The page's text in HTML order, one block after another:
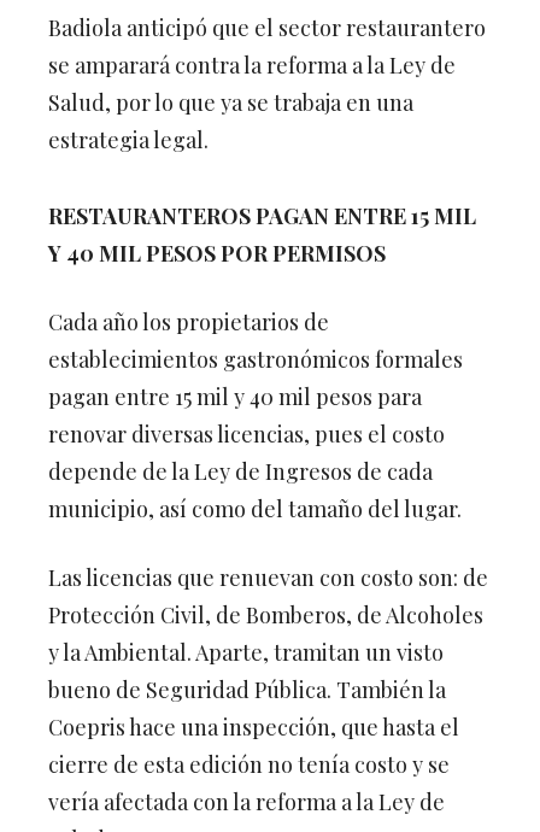
Badiola anticipó que el sector restaurantero
se amparará contra la reforma a la Ley de
Salud, por lo que ya se trabaja en una
estrategia legal.
RESTAURANTEROS PAGAN ENTRE 15 MIL
Y 40 MIL PESOS POR PERMISOS
Cada año los propietarios de
establecimientos gastronómicos formales
pagan entre 15 mil y 40 mil pesos para
renovar diversas licencias, pues el costo
depende de la Ley de Ingresos de cada
municipio, así como del tamaño del lugar.
Las licencias que renuevan con costo son: de
Protección Civil, de Bomberos, de Alcoholes
y la Ambiental. Aparte, tramitan un visto
bueno de Seguridad Pública. También la
Coepris hace una inspección, que hasta el
cierre de esta edición no tenía costo y se
vería afectada con la reforma a la Ley de